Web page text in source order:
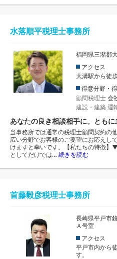
水落順平税理士事務所
福岡県三潴郡
アクセス
大溝駅から徒
得意分野・
顧問税理士 会
建設・建築 運
あなたの良き相談相手に。ともに
当事務所では通常の税理士顧問契約の
広い分野でお客様のご要望にお応えし
けますと幸いです。【私たちの特徴
としてだけでは… 続きを読む
首藤毅彦税理士事務所
長崎県平戸市
Ａ号室
アクセス
平戸市内から
す。